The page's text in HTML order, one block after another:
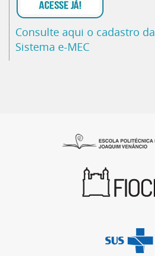
Consulte aqui o cadastro
Sistema e-MEC